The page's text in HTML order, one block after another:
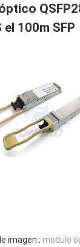
el 100m SFP
imagen : módulo